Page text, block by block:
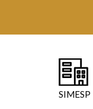
SIMESP